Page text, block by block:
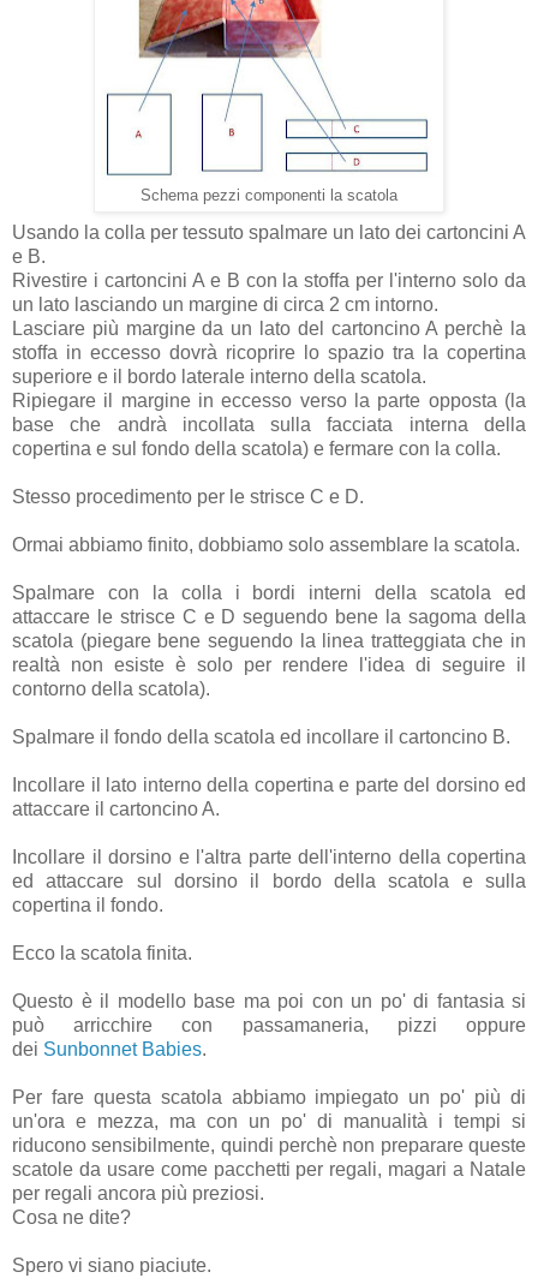
Schema pezzi componenti la scatola
Usando la colla per tessuto spalmare un lato dei cartoncini A
e B.
Rivestire i cartoncini A e B con la stoffa per l'interno solo da
un lato lasciando un margine di circa 2 cm intorno.
Lasciare più margine da un lato del cartoncino A perchè la
stoffa in eccesso dovrà ricoprire lo spazio tra la copertina
superiore e il bordo laterale interno della scatola.
Ripiegare il margine in eccesso verso la parte opposta (la
base che andrà incollata sulla facciata interna della
copertina e sul fondo della scatola) e fermare con la colla.
Stesso procedimento per le strisce C e D.
Ormai abbiamo finito, dobbiamo solo assemblare la scatola.
Spalmare con la colla i bordi interni della scatola ed
attaccare le strisce C e D seguendo bene la sagoma della
scatola (piegare bene seguendo la linea tratteggiata che in
realtà non esiste è solo per rendere l'idea di seguire il
contorno della scatola).
Spalmare il fondo della scatola ed incollare il cartoncino B.
Incollare il lato interno della copertina e parte del dorsino ed
attaccare il cartoncino A.
Incollare il dorsino e l'altra parte dell'interno della copertina
ed attaccare sul dorsino il bordo della scatola e sulla
copertina il fondo.
Ecco la scatola finita.
Questo è il modello base ma poi con un po' di fantasia si
può arricchire con passamaneria, pizzi oppure
dei Sunbonnet Babies.
Per fare questa scatola abbiamo impiegato un po' più di
un'ora e mezza, ma con un po' di manualità i tempi si
riducono sensibilmente, quindi perchè non preparare queste
scatole da usare come pacchetti per regali, magari a Natale
per regali ancora più preziosi.
Cosa ne dite?
Spero vi siano piaciute.